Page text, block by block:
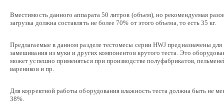
Вместимость данного аппарата 50 литров (объем), но рекомендуемая
загрузка должна составлять не более 70% от этого объема, то есть 35 кг.
Предлагаемые в данном разделе тестомесы серии HWJ предназначены для
замешивания из муки и других компонентов крутого теста. Это
может успешно применяться при производстве полуфабрикатов,
вареников и пр.
Для корректной работы оборудования влажность теста должна быть не
38%.